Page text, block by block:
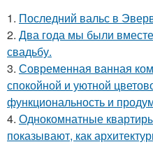
1. Последний вальс в
2. Два года мы были
свадьбу.
3. Современная ванная
спокойной и уютной
функциональность и
4. Однокомнатные
показывают, как